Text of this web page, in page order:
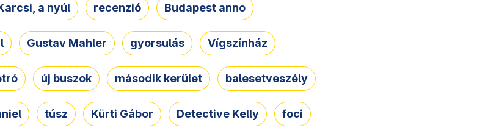
a nyúl recenzió Budapest anno
Gustav Mahler gyorsulás Vígszínház
új buszok második kerület balesetveszély
túsz Kürti Gábor Detective Kelly foci